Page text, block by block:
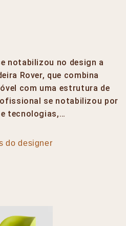
notabilizou no design a
Rover, que combina
com uma estrutura de
se notabilizou por
tecnologias,…
do designer